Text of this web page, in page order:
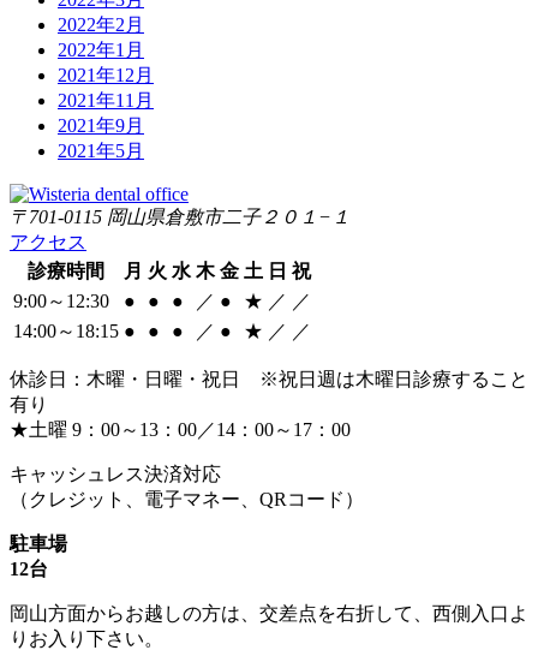
2022年2月
2022年1月
2021年12月
2021年11月
2021年9月
2021年5月
〒701-0115 岡山県倉敷市二子２０１−１
アクセス
診療時間
月 火 水 木 金 土 日 祝
9:00～12:30
● ● ● ／ ● ★ ／ ／
14:00～18:15 ● ● ● ／ ● ★ ／ ／
休診日：木曜・日曜・祝日 ※祝日週は木曜日診療すること
有り
★土曜 9：00～13：00／14：00～17：00
キャッシュレス決済対応
（クレジット、電子マネー、QRコード）
駐車場
12台
岡山方面からお越しの方は、交差点を右折して、西側入口よ
りお入り下さい。